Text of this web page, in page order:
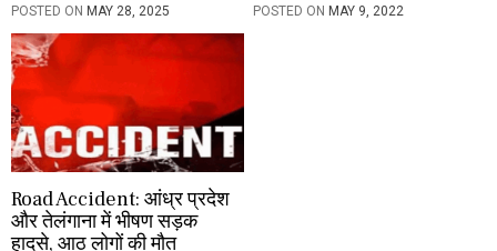
POSTED ON MAY 28, 2025 POSTED ON MAY 9, 2022
Road Accident: आंध्र प्रदेश
और तेलंगाना में भीषण सड़क
हादसे, आठ लोगों की मौत